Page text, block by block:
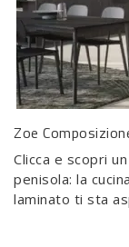
Zoe
Clicca e scopri
penisola: la
laminato ti sta